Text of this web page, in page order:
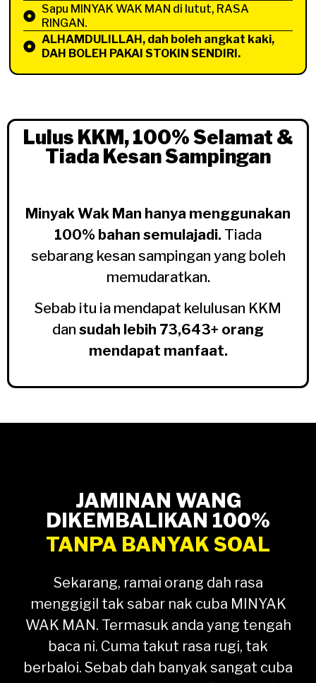
Sapu MINYAK WAK MAN di lutut, RASA
RINGAN.
ALHAMDULILLAH, dah boleh angkat kaki,
DAH BOLEH PAKAI STOKIN SENDIRI.
Lulus KKM, 100% Selamat &
Tiada Kesan Sampingan
Minyak Wak Man hanya menggunakan
100% bahan semulajadi. Tiada
sebarang kesan sampingan yang boleh
memudaratkan.
Sebab itu ia mendapat kelulusan KKM
dan sudah lebih 73,643+ orang
mendapat manfaat.
JAMINAN WANG
DIKEMBALIKAN 100%
TANPA BANYAK SOAL
Sekarang, ramai orang dah rasa
menggigil tak sabar nak cuba MINYAK
WAK MAN. Termasuk anda yang tengah
baca ni. Cuma takut rasa rugi, tak
berbaloi. Sebab dah banyak sangat cuba